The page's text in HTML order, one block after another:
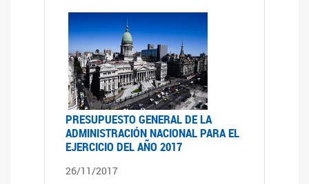
PRESUPUESTO GENERAL DE LA
ADMINISTRACIÓN NACIONAL PARA EL
EJERCICIO DEL AÑO 2017
26/11/2017